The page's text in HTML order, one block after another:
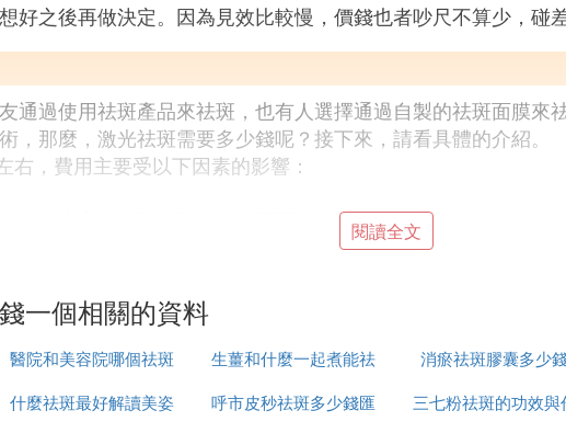
好之後再做決定。因為見效比較慢，價錢也者吵尺不算少，碰
通過使用祛斑產品來祛斑，也有人選擇通過自製的祛斑面膜
，那麼，激光祛斑需要多少錢呢？接下來，請看具體的介紹。
，費用主要受以下因素的影響：
要普遍高於小型醫院。這個原因大家都是很好理解的。除此以
。同樣是激光祛斑儀器，有的可能只需要數萬元，有的卻需要
。激光祛斑一般是分療程的，一般每個療程3—5次。色斑程度
斑較深的患者，或許要經過幾個療程才可以獲得理想的效果。
式是按面積收費，一般是以每平方厘米作為基礎單位，一般
閱讀全文
一個相關的資料
醫院和美容院哪個祛斑
好
生薑和什麼一起煮能祛
斑
消瘀祛斑膠囊多少
什麼祛斑最好解讀美姿
呼市皮秒祛斑多少錢匯
三七粉祛斑的功效與